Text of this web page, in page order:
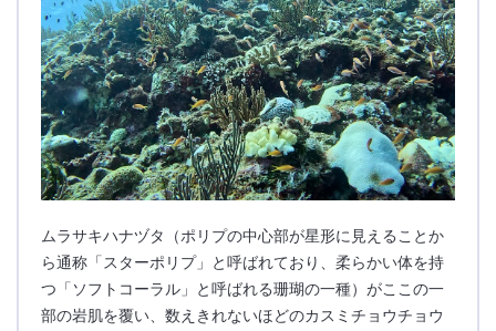
ムラサキハナヅタ（ポリプの中心部が星形に見えることか
ら通称「スターポリプ」と呼ばれており、柔らかい体を持
つ「ソフトコーラル」と呼ばれる珊瑚の一種）がここの一
部の岩肌を覆い、数えきれないほどのカスミチョウチョウ